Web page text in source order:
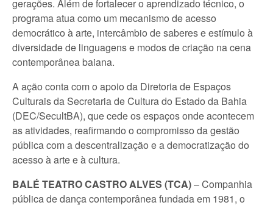
gerações. Além de fortalecer o aprendizado técnico, o
programa atua como um mecanismo de acesso
democrático à arte, intercâmbio de saberes e estímulo à
diversidade de linguagens e modos de criação na cena
contemporânea baiana.
A ação conta com o apoio da Diretoria de Espaços
Culturais da Secretaria de Cultura do Estado da Bahia
(DEC/SecultBA), que cede os espaços onde acontecem
as atividades, reafirmando o compromisso da gestão
pública com a descentralização e a democratização do
acesso à arte e à cultura.
BALÉ TEATRO CASTRO ALVES (TCA)– Companhia
pública de dança contemporânea fundada em 1981, o